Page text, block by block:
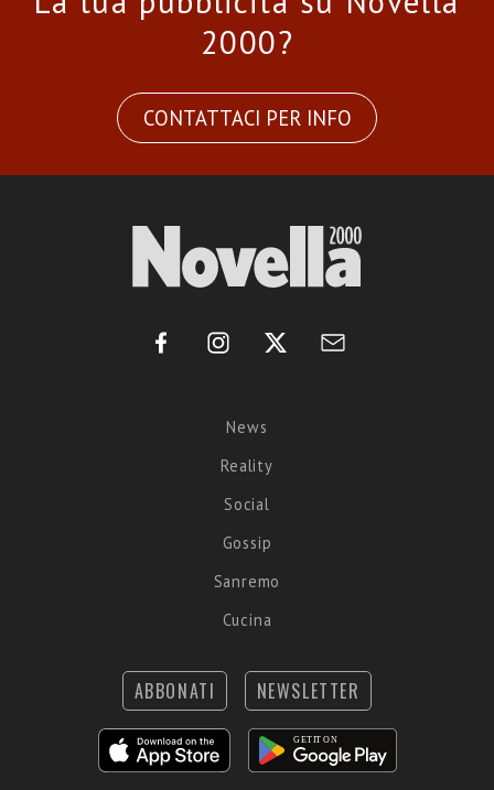
2000?
CONTATTACI PER INFO
News
Reality
Social
Gossip
Sanremo
Cucina
ABBONATI NEWSLETTER